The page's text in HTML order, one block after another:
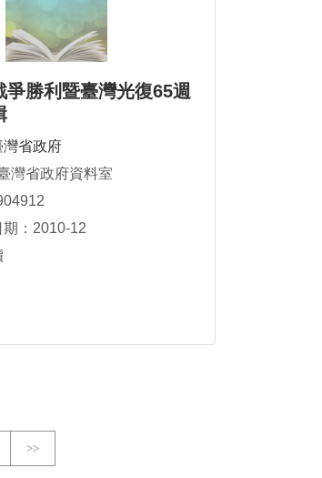
爭勝利暨臺灣光復65週
灣省政府
灣省政府資料室
：2010-12
>>